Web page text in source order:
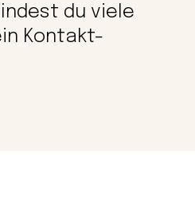
du viele
Kontakt-